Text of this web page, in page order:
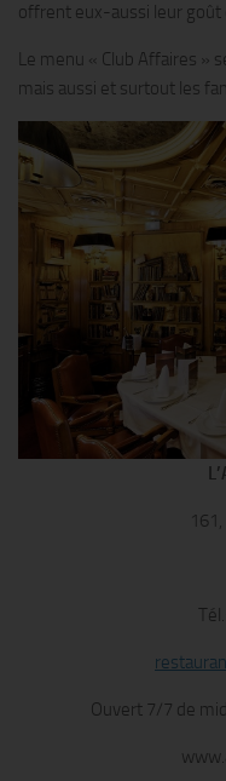
offrent eux-aussi leur goût
Le menu « Club Affaires »
mais aussi et surtout les
Ouvert 7/7 de